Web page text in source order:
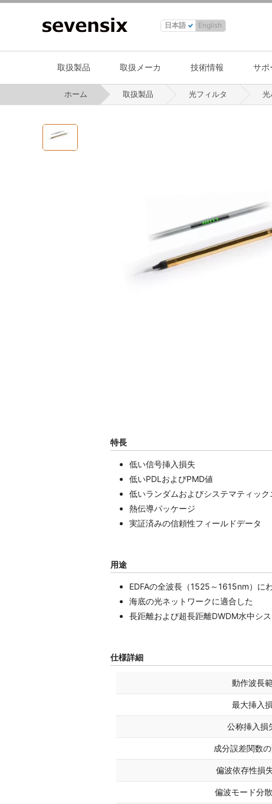
日本語 English
取扱製品 取扱メーカ 技術情報 サポ
ホーム 取扱製品 光フィルタ 光
特長
低い信号挿入損失
低いPDLおよびPMD値
低いランダムおよびシステマティッ
熱伝導パッケージ
実証済みの信頼性フィールドデータ
用途
EDFAの全波長（1525～1615nm）に
海底の光ネットワークに適合した
長距離および超長距離DWDM水中シ
仕様詳細
動作波長
最大挿入
公称挿入損
成分誤差関数
偏波依存性損
偏波モード分